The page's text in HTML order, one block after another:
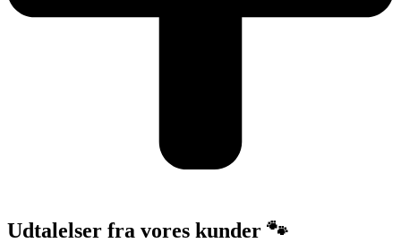
Udtalelser fra vores kunder 🐾